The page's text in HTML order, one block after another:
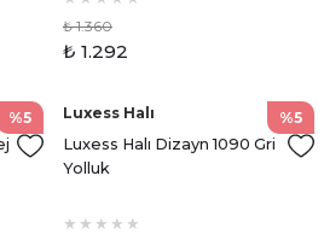
₺ 1.360
₺ 1.292
%5 %5
Luxess Halı
Luxess Halı Dizayn 1090 Gri
Yolluk